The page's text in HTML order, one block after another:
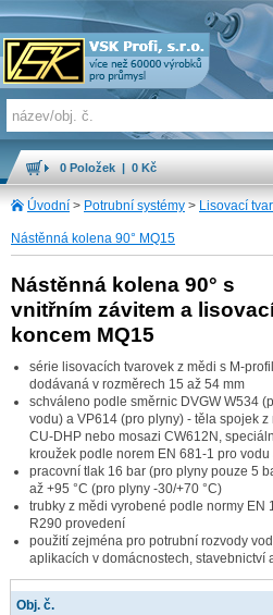
0 Položek | 0 Kč
Úvodní > Potrubní systémy > Lisovací
Nástěnná kolena 90° MQ15
Nástěnná kolena 90° s
vnitřním závitem a
koncem MQ15
série lisovacích tvarovek z mědi s M-
dodávaná v rozměrech 15 až 54 mm
schváleno podle směrnic DVGW W534
vodu) a VP614 (pro plyny) - těla spojek z
CU-DHP nebo mosazi CW612N,
kroužek podle norem EN 681-1 pro
pracovní tlak 16 bar (pro plyny pouze 5
až +95 °C (pro plyny -30/+70 °C)
trubky z mědi vyrobené podle normy EN
R290 provedení
použití zejména pro potrubní rozvody
aplikacích v domácnostech, stavebnictví
Obj. č.